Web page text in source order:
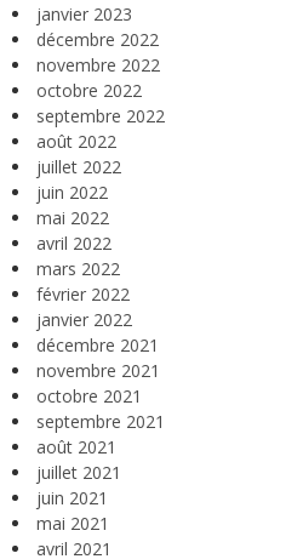
janvier 2023
décembre 2022
novembre 2022
octobre 2022
septembre 2022
août 2022
juillet 2022
juin 2022
mai 2022
avril 2022
mars 2022
février 2022
janvier 2022
décembre 2021
novembre 2021
octobre 2021
septembre 2021
août 2021
juillet 2021
juin 2021
mai 2021
avril 2021